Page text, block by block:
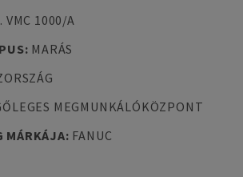
VMC 1000/A
: MARÁS
MEGMUNKÁLÓKÖZPONT
MÁRKÁJA: FANUC